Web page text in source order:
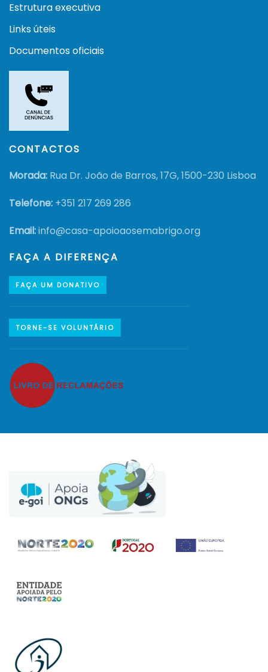
Estrutura executiva
Links úteis
Documentos oficiais
CONTACTOS
Morada: Rua Dr. João de Barros, 17G, 1500-230 Lisboa
Telefone: +351 217 269 286
Email:info@casa-apoioaosemabrigo.org
FAÇA A DIFERENÇA
FAÇA UM DONATIVO
TORNE-SE VOLUNTÁRIO